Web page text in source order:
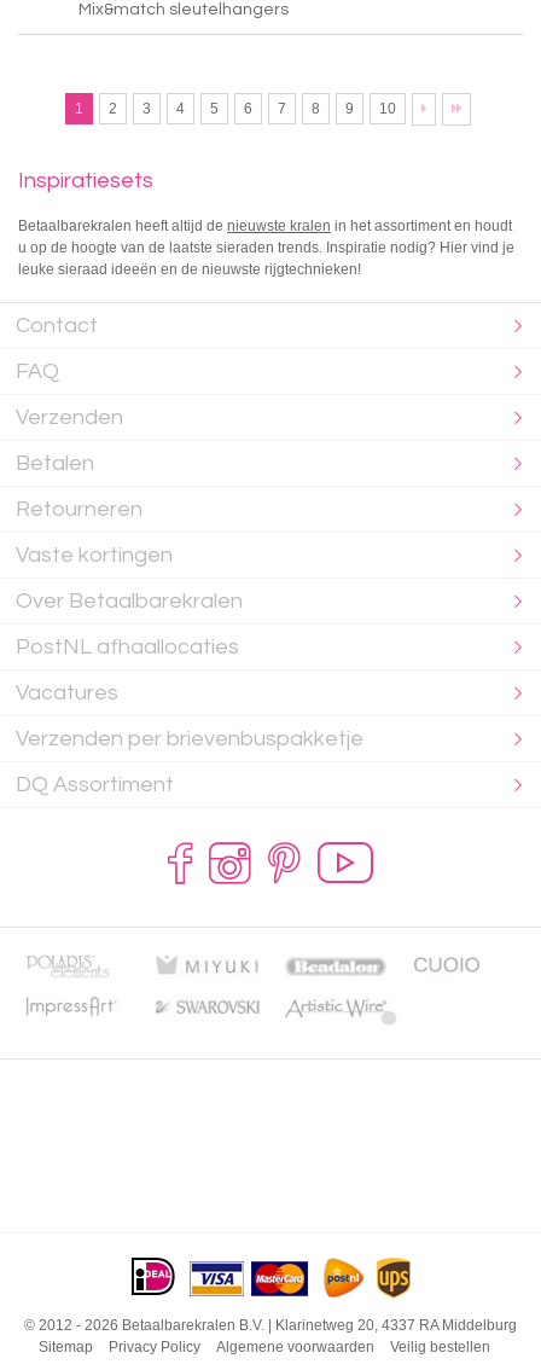
Mix&match sleutelhangers
1 2 3 4 5 6 7 8 9 10
Inspiratiesets
Betaalbarekralen heeft altijd de nieuwste kralen in het assortiment en houdt
u op de hoogte van de laatste sieraden trends. Inspiratie nodig? Hier vind je
leuke sieraad ideeën en de nieuwste rijgtechnieken!
Contact
FAQ
Verzenden
Betalen
Retourneren
Vaste kortingen
Over Betaalbarekralen
PostNL afhaallocaties
Vacatures
Verzenden per brievenbuspakketje
DQ Assortiment
© 2012 - 2026 Betaalbarekralen B.V. | Klarinetweg 20, 4337 RA Middelburg
Sitemap
Privacy Policy Algemene voorwaarden Veilig bestellen